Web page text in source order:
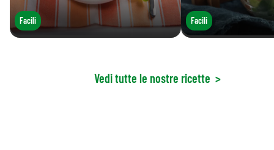
Facili Facili
Vedi tutte le nostre ricette >